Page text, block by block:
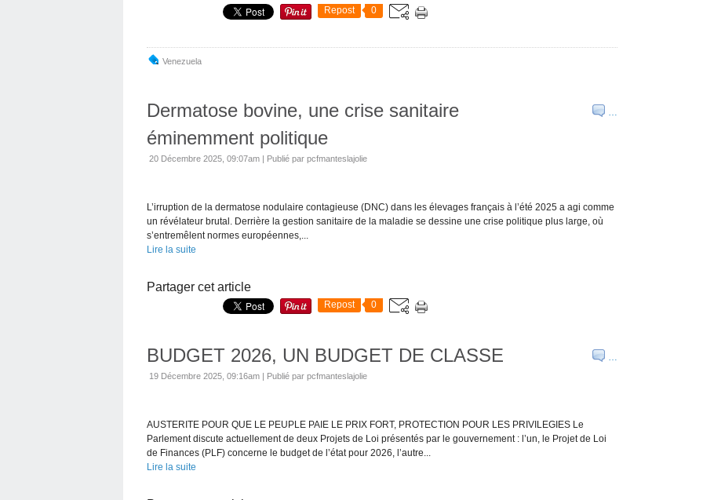
Repost 0
Venezuela
…
Dermatose bovine, une crise sanitaire
éminemment politique
20 Décembre 2025, 09:07am | Publié par pcfmanteslajolie
L’irruption de la dermatose nodulaire contagieuse (DNC) dans les élevages français à l’été 2025 a agi comme
un révélateur brutal. Derrière la gestion sanitaire de la maladie se dessine une crise politique plus large, où
s’entremêlent normes européennes,...
Lire la suite
Partager cet article
Repost 0
…
BUDGET 2026, UN BUDGET DE CLASSE
19 Décembre 2025, 09:16am | Publié par pcfmanteslajolie
AUSTERITE POUR QUE LE PEUPLE PAIE LE PRIX FORT, PROTECTION POUR LES PRIVILEGIES Le
Parlement discute actuellement de deux Projets de Loi présentés par le gouvernement : l’un, le Projet de Loi
de Finances (PLF) concerne le budget de l’état pour 2026, l’autre...
Lire la suite